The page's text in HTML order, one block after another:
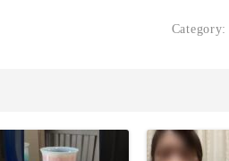
Category: